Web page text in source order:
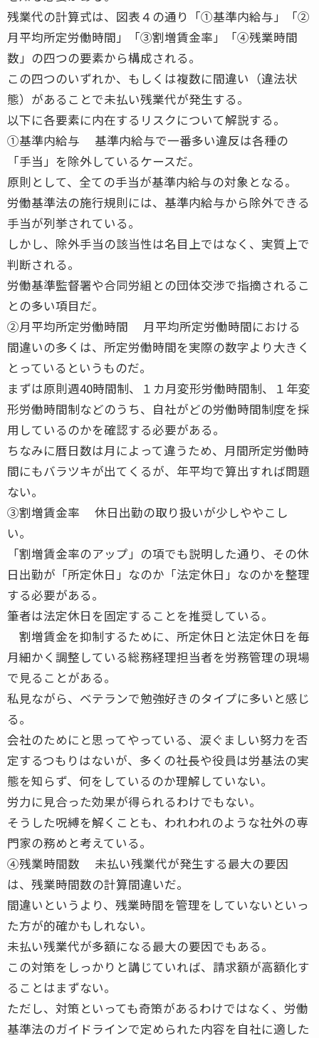
残業代の計算式は、図表４の通り「①基準内給与」「②
月平均所定労働時間」「③割増賃金率」「④残業時間
数」の四つの要素から構成される。
この四つのいずれか、もしくは複数に間違い（違法状
態）があることで未払い残業代が発生する。
以下に各要素に内在するリスクについて解説する。
①基準内給与 基準内給与で一番多い違反は各種の
「手当」を除外しているケースだ。
原則として、全ての手当が基準内給与の対象となる。
労働基準法の施行規則には、基準内給与から除外できる
手当が列挙されている。
しかし、除外手当の該当性は名目上ではなく、実質上で
判断される。
労働基準監督署や合同労組との団体交渉で指摘されるこ
との多い項目だ。
②月平均所定労働時間 月平均所定労働時間における
間違いの多くは、所定労働時間を実際の数字より大きく
とっているというものだ。
まずは原則週40時間制、１カ月変形労働時間制、１年変
形労働時間制などのうち、自社がどの労働時間制度を採
用しているのかを確認する必要がある。
ちなみに暦日数は月によって違うため、月間所定労働時
間にもバラツキが出てくるが、年平均で算出すれば問題
ない。
③割増賃金率 休日出勤の取り扱いが少しややこし
い。
「割増賃金率のアップ」の項でも説明した通り、その休
日出勤が「所定休日」なのか「法定休日」なのかを整理
する必要がある。
筆者は法定休日を固定することを推奨している。
割増賃金を抑制するために、所定休日と法定休日を毎
月細かく調整している総務経理担当者を労務管理の現場
で見ることがある。
私見ながら、ベテランで勉強好きのタイプに多いと感じ
る。
会社のためにと思ってやっている、涙ぐましい努力を否
定するつもりはないが、多くの社長や役員は労基法の実
態を知らず、何をしているのか理解していない。
労力に見合った効果が得られるわけでもない。
そうした呪縛を解くことも、われわれのような社外の専
門家の務めと考えている。
④残業時間数 未払い残業代が発生する最大の要因
は、残業時間数の計算間違いだ。
間違いというより、残業時間を管理をしていないといっ
た方が的確かもしれない。
未払い残業代が多額になる最大の要因でもある。
この対策をしっかりと講じていれば、請求額が高額化す
ることはまずない。
ただし、対策といっても奇策があるわけではなく、労働
基準法のガイドラインで定められた内容を自社に適した